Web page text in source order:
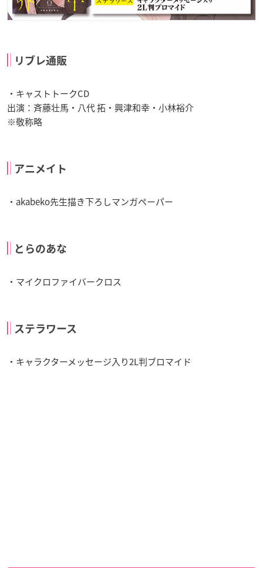
リブレ通販
・キャストトークCD
出演：斉藤壮馬・八代 拓・興津和幸・小林裕介
※敬称略
アニメイト
・akabeko先生描き下ろしマンガペーパー
とらのあな
・マイクロファイバークロス
ステラワース
・キャラクターメッセージ入り2L判ブロマイド